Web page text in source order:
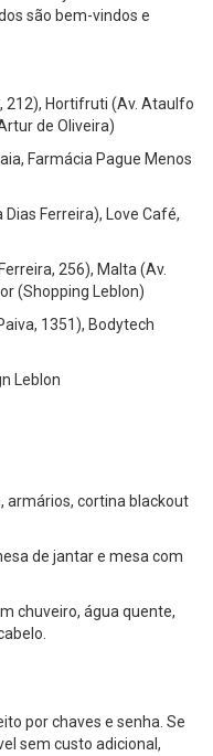
são bem-vindos e
212), Hortifruti (Av. Ataulfo
de Oliveira)
Farmácia Pague Menos
Ferreira), Love Café,
256), Malta (Av.
(Shopping Leblon)
1351), Bodytech
Leblon
armários, cortina blackout
de jantar e mesa com
chuveiro, água quente,
por chaves e senha. Se
sem custo adicional,